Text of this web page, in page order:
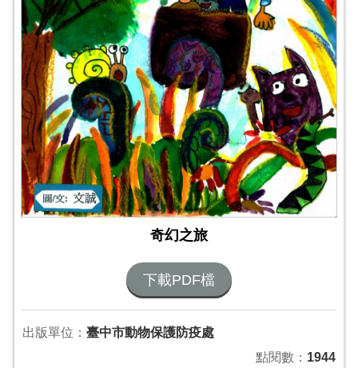
奇幻之旅
下載PDF檔
出版單位： 臺中市動物保護防疫處
點閱數： 1944